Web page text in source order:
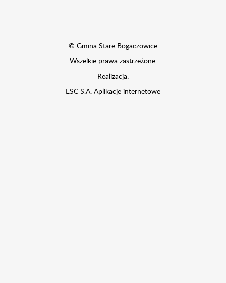
© Gmina Stare Bogaczowice
Wszelkie prawa zastrzeżone.
Realizacja:
ESC S.A. Aplikacje internetowe